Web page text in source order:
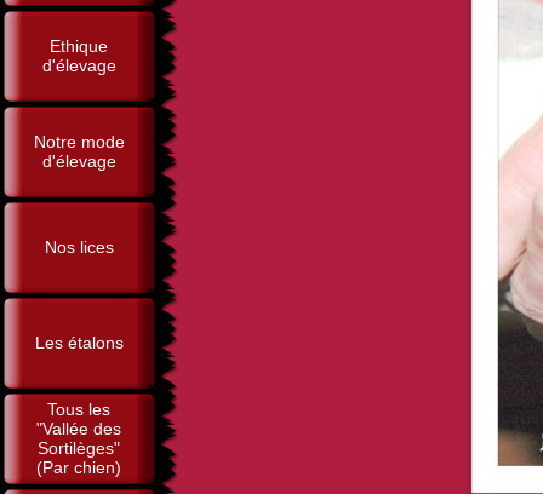
Ethique
d'élevage
Notre mode
d'élevage
Nos lices
Les étalons
Tous les
"Vallée des
Sortilèges"
(Par chien)